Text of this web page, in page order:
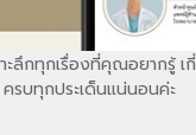
าะลึกทุกเรื่องที่คุณอยากรู้
รบทุกประเด็นแน่นอนค่ะ